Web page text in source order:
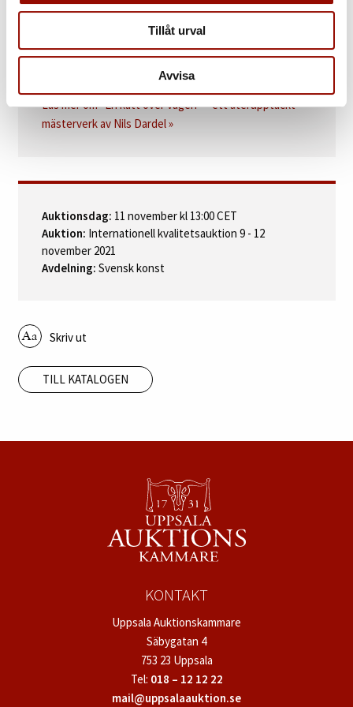
Tillåt urval
Avvisa
Karl Asplund, Nils Dardel I. Ungdomstiden, 1957, omnämnd s. 152.
Läs mer om ”En katt över vägen” – ett återupptäckt
mästerverk av Nils Dardel »
Auktionsdag: 11 november kl 13:00 CET
Auktion: Internationell kvalitetsauktion 9 - 12
november 2021
Avdelning: Svensk konst
Skriv ut
TILL KATALOGEN
KONTAKT
Uppsala Auktionskammare
Säbygatan 4
753 23 Uppsala
Tel: 018 – 12 12 22
mail@uppsalaauktion.se